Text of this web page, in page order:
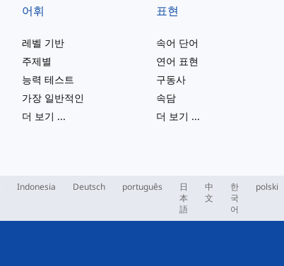
어휘
레벨 기반
주제별
능력 테스트
가장 일반적인
더 보기 ...
표현
속어 단어
연어 표현
구동사
속담
더 보기 ...
Indonesia Deutsch português
日
本
語
中
文
한
국
어
polski